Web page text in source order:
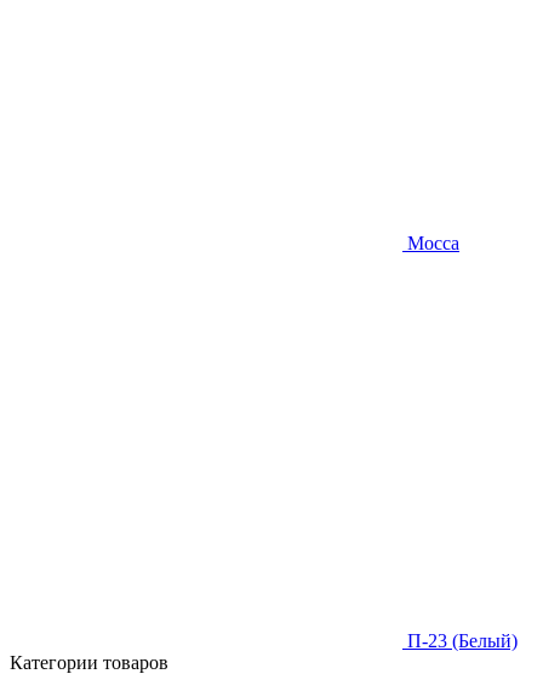
Mocca
П-23 (Белый)
Категории товаров